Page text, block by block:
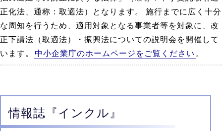
正化法、通称：取適法）となります。 施行までに広く十分
な周知を行うため、適用対象となる事業者等を対象に、改
正下請法（取適法）・振興法についての説明会を開催して
います。
中小企業庁のホームページをご覧ください 。
情報誌 『インクル』